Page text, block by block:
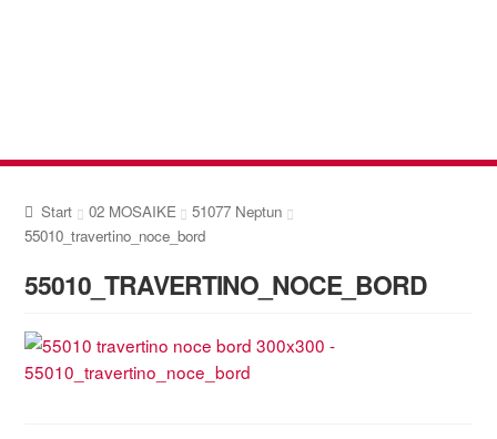
Start 02 MOSAIKE
51077 Neptun
55010_travertino_noce_bord
55010_TRAVERTINO_NOCE_BORD